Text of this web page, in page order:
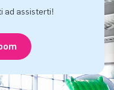
ad assisterti!